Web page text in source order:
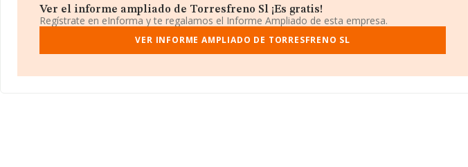
base de datos de INFORMA aparecen 6480 empresas, cuyas ventas en 2025 han alcanzado los
2.112 millones de euros. Finalmente, para completar los datos de sector, en 2025, la antigüedad
desde la constitución es de 19 años. La media de empleados de las empresas es de 3.
Ver el informe ampliado de Torresfreno Sl ¡Es gratis!
Regístrate en eInforma y te regalamos el Informe Ampliado de esta empresa.
VER INFORME AMPLIADO DE TORRESFRENO SL